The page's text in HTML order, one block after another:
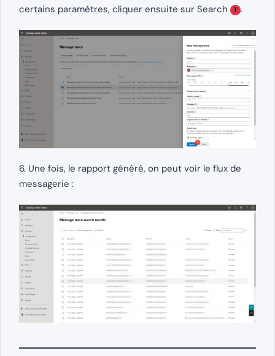
certains paramètres, cliquer ensuite sur Search
1 .
6. Une fois, le rapport généré, on peut voir le flux de
messagerie :